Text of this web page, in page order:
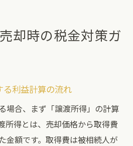
却時の税金対策ガ
る利益計算の流れ
場合、まず「譲渡所得」の計算
所得とは、売却価格から取得費
金額です。取得費は被相続人が